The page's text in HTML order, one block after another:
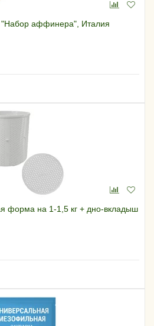
"Набор аффинера", Италия
форма на 1-1,5 кг + дно-вкладыш